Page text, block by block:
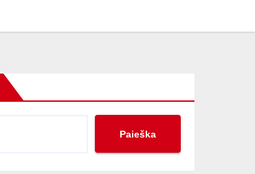
Paieška